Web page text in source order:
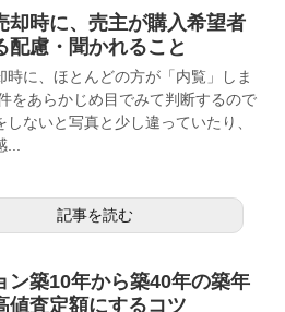
却時に、売主が購入希望者
配慮・聞かれること
時に、ほとんどの方が「内覧」しま
をあらかじめ目でみて判断するので
しないと写真と少し違っていたり、
記事を読む
ン築10年から築40年の築年
値査定額にするコツ